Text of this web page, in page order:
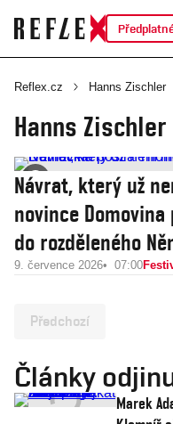
Reflex.cz Hanns Zischler
Hanns Zischler
Návrat, který už
novince
do rozděleného
9. července 2026 07:00
Předchozí
Články
Marek